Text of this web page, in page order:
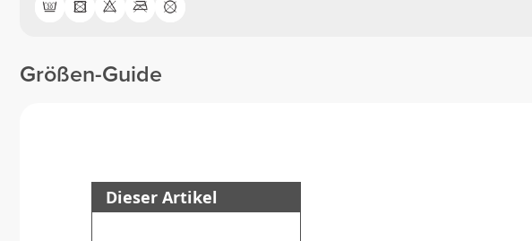
Größen-Guide
Dieser Artikel